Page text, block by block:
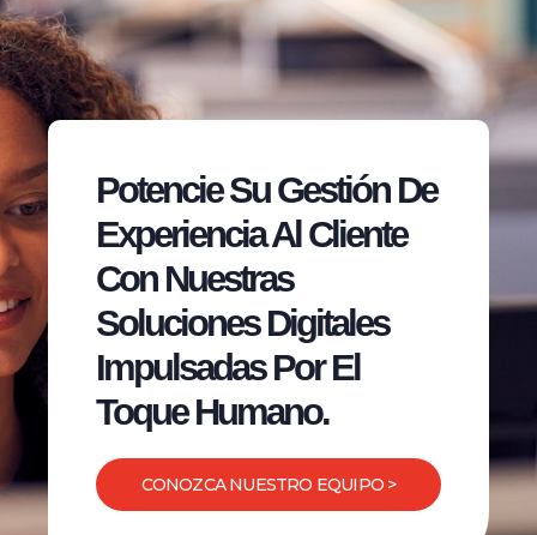
Potencie Su Gestión De
Experiencia Al Cliente
Con Nuestras
Soluciones Digitales
Impulsadas Por El
Toque Humano.
CONOZCA NUESTRO EQUIPO >